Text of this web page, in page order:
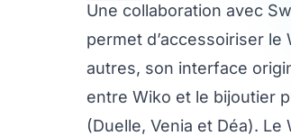
Une collaboration avec
permet d’accessoiriser
autres, son interface
entre Wiko et le bijoutier
(Duelle, Venia et Déa).